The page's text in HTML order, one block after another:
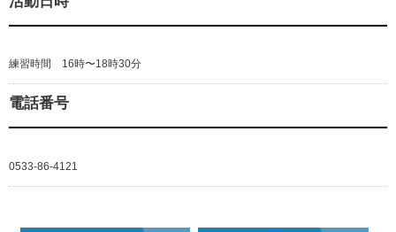
練習時間 16時〜18時30分
電話番号
0533-86-4121